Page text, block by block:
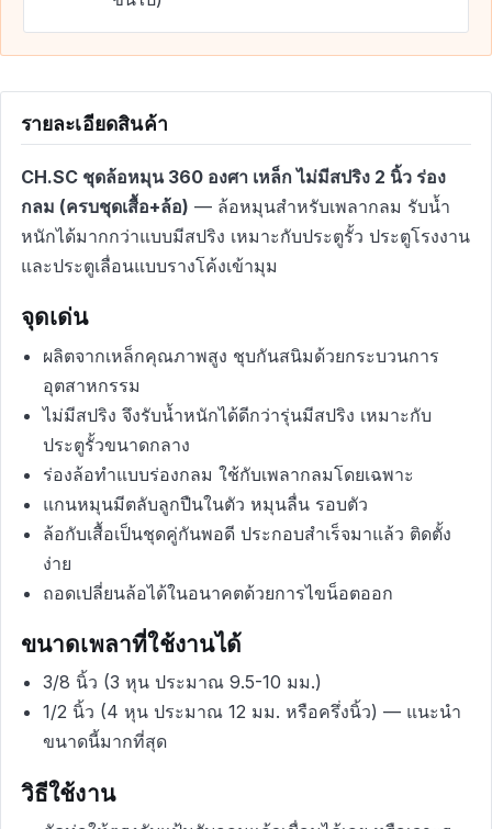
รายละเอียดสินค้า
CH.SC ชุดล้อหมุน 360 องศา เหล็ก ไม่มีสปริง 2 นิ้ว ร่อง
กลม (ครบชุดเสื้อ+ล้อ) — ล้อหมุนสำหรับเพลากลม รับน้ำ
หนักได้มากกว่าแบบมีสปริง เหมาะกับประตูรั้ว ประตูโรงงาน
และประตูเลื่อนแบบรางโค้งเข้ามุม
จุดเด่น
ผลิตจากเหล็กคุณภาพสูง ชุบกันสนิมด้วยกระบวนการ
อุตสาหกรรม
ไม่มีสปริง จึงรับน้ำหนักได้ดีกว่ารุ่นมีสปริง เหมาะกับ
ประตูรั้วขนาดกลาง
ร่องล้อทำแบบร่องกลม ใช้กับเพลากลมโดยเฉพาะ
แกนหมุนมีตลับลูกปืนในตัว หมุนลื่น รอบตัว
ล้อกับเสื้อเป็นชุดคู่กันพอดี ประกอบสำเร็จมาแล้ว ติดตั้ง
ง่าย
ถอดเปลี่ยนล้อได้ในอนาคตด้วยการไขน็อตออก
ขนาดเพลาที่ใช้งานได้
3/8 นิ้ว (3 หุน ประมาณ 9.5-10 มม.)
1/2 นิ้ว (4 หุน ประมาณ 12 มม. หรือครึ่งนิ้ว) — แนะนำ
ขนาดนี้มากที่สุด
วิธีใช้งาน